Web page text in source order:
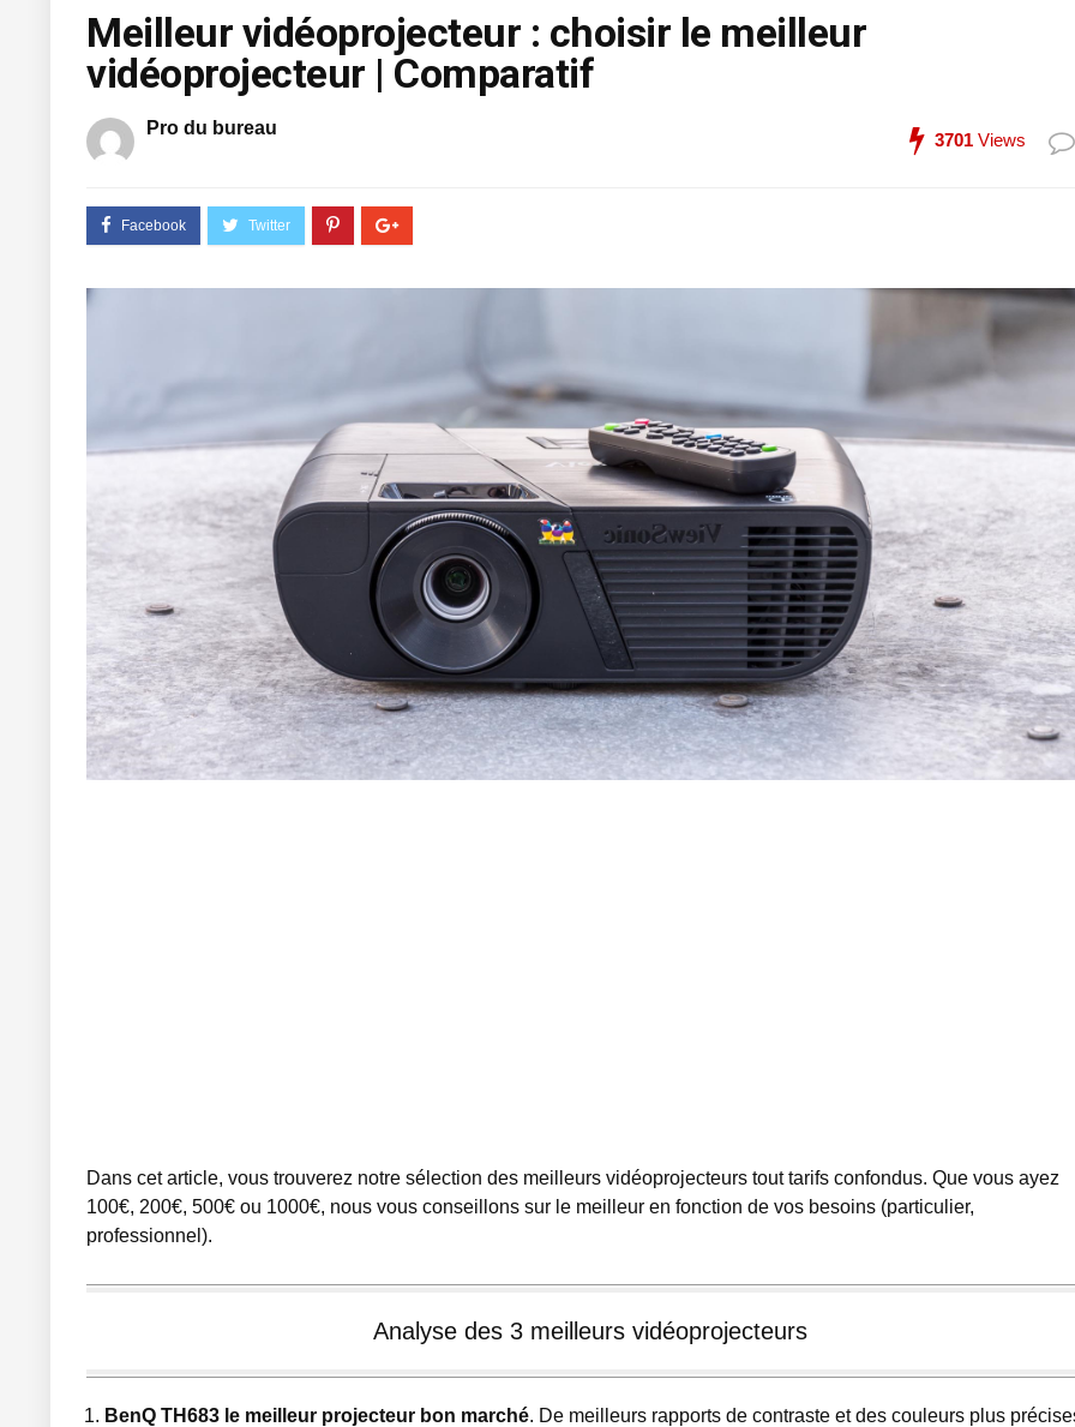
Meilleur vidéoprojecteur : choisir le meilleur
vidéoprojecteur | Comparatif
Pro du bureau
3701 Views
Dans cet article, vous trouverez notre sélection des meilleurs vidéoprojecteurs tout tarifs confondus. Que vous ayez
100€, 200€, 500€ ou 1000€, nous vous conseillons sur le meilleur en fonction de vos besoins (particulier,
professionnel).
Analyse des 3 meilleurs vidéoprojecteurs
BenQ TH683 le meilleur projecteur bon marché. De meilleurs rapports de contraste et des couleurs plus